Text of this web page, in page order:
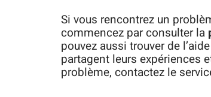
Si vous rencontrez un
commencez par consulter la
pouvez aussi trouver de
partagent leurs expériences
problème, contactez le